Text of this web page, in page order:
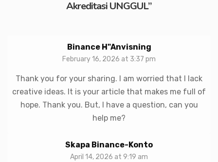
Akreditasi UNGGUL”
Binance H"anvisning
February 16, 2026 at 3:37 pm
Thank you for your sharing. I am worried that I lack
creative ideas. It is your article that makes me full of
hope. Thank you. But, I have a question, can you
help me?
Skapa Binance-Konto
April 14, 2026 at 9:19 am